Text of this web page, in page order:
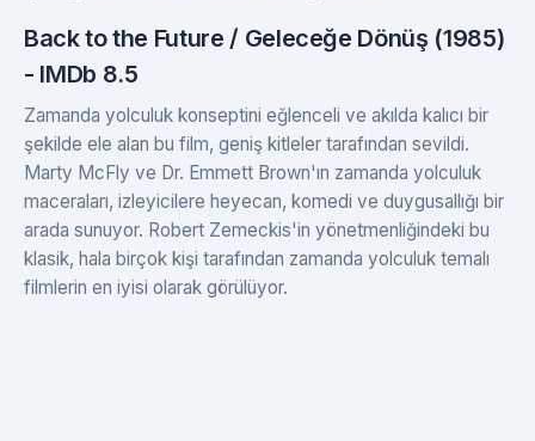
Back to the Future / Geleceğe Dönüş (1985)
- IMDb 8.5
Zamanda yolculuk konseptini eğlenceli ve akılda kalıcı bir
şekilde ele alan bu film, geniş kitleler tarafından sevildi.
Marty McFly ve Dr. Emmett Brown'ın zamanda yolculuk
maceraları, izleyicilere heyecan, komedi ve duygusallığı bir
arada sunuyor. Robert Zemeckis'in yönetmenliğindeki bu
klasik, hala birçok kişi tarafından zamanda yolculuk temalı
filmlerin en iyisi olarak görülüyor.